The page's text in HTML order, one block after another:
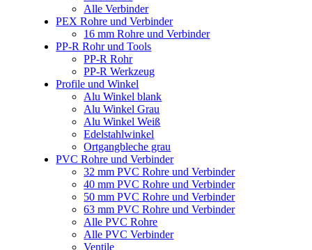
Alle Verbinder
PEX Rohre und Verbinder
16 mm Rohre und Verbinder
PP-R Rohr und Tools
PP-R Rohr
PP-R Werkzeug
Profile und Winkel
Alu Winkel blank
Alu Winkel Grau
Alu Winkel Weiß
Edelstahlwinkel
Ortgangbleche grau
PVC Rohre und Verbinder
32 mm PVC Rohre und Verbinder
40 mm PVC Rohre und Verbinder
50 mm PVC Rohre und Verbinder
63 mm PVC Rohre und Verbinder
Alle PVC Rohre
Alle PVC Verbinder
Ventile